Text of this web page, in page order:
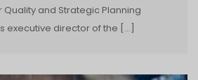
and Strategic Planning
executive director of the […]